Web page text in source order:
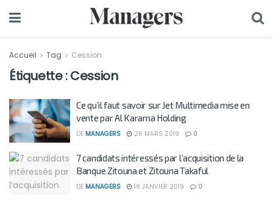
Accueil Tag Cession
Étiquette :Cession
Ce qu’il faut savoir sur Jet Multimedia mise en
vente par Al Karama Holding
DE MANAGERS 26 MARS 2019 0
7 candidats intéressés par l’acquisition de la
Banque Zitouna et Zitouna Takaful
DE MANAGERS 18 JANVIER 2019 0